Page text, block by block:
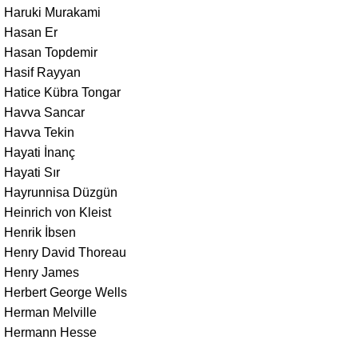
Haruki Murakami
Hasan Er
Hasan Topdemir
Hasif Rayyan
Hatice Kübra Tongar
Havva Sancar
Havva Tekin
Hayati İnanç
Hayati Sır
Hayrunnisa Düzgün
Heinrich von Kleist
Henrik İbsen
Henry David Thoreau
Henry James
Herbert George Wells
Herman Melville
Hermann Hesse